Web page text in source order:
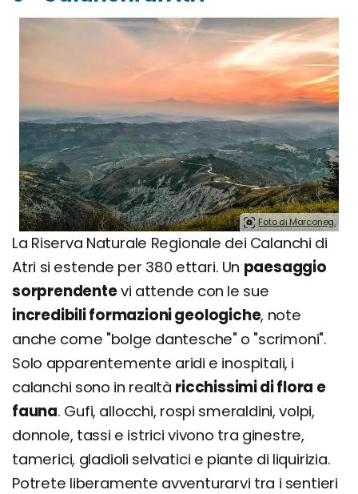
Foto di Marconeg.
La Riserva Naturale Regionale dei Calanchi di
Atri si estende per 380 ettari. Un paesaggio
sorprendentevi attende con le sue
incredibili formazioni geologiche, note
anche come "bolge dantesche" o "scrimoni".
Solo apparentemente aridi e inospitali, i
calanchi sono in realtà ricchissimi di flora e
fauna. Gufi, allocchi, rospi smeraldini, volpi,
donnole, tassi e istrici vivono tra ginestre,
tamerici, gladioli selvatici e piante di liquirizia.
Potrete liberamente avventurarvi tra i sentieri